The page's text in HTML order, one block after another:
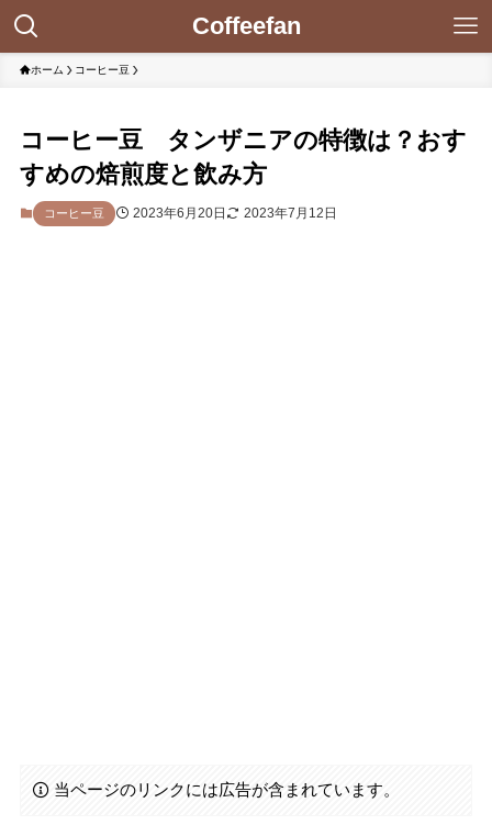
Coffeefan
ホーム コーヒー豆
コーヒー豆 タンザニアの特徴は？おす
すめの焙煎度と飲み方
コーヒー豆 2023年6月20日 2023年7月12日
当ページのリンクには広告が含まれています。